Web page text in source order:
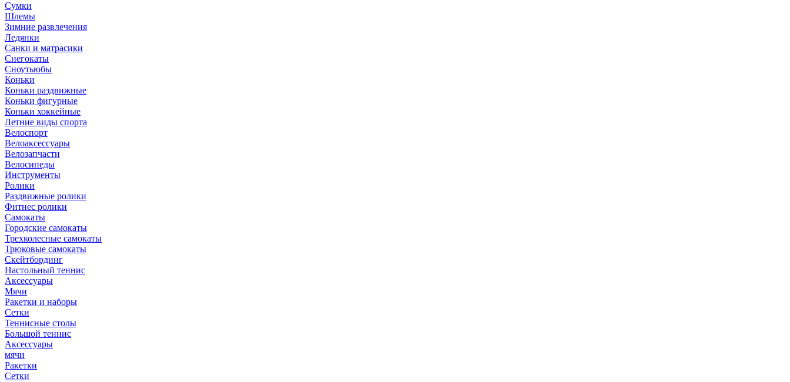
Сумки
Шлемы
Зимние развлечения
Ледянки
Санки и матрасики
Снегокаты
Сноутьюбы
Коньки
Коньки раздвижные
Коньки фигурные
Коньки хоккейные
Летние виды спорта
Велоспорт
Велоаксессуары
Велозапчасти
Велосипеды
Инструменты
Ролики
Раздвижные ролики
Фитнес ролики
Самокаты
Городские самокаты
Трехколесные самокаты
Трюковые самокаты
Скейтбординг
Настольный теннис
Аксессуары
Мячи
Ракетки и наборы
Сетки
Теннисные столы
Большой теннис
Аксессуары
мячи
Ракетки
Сетки